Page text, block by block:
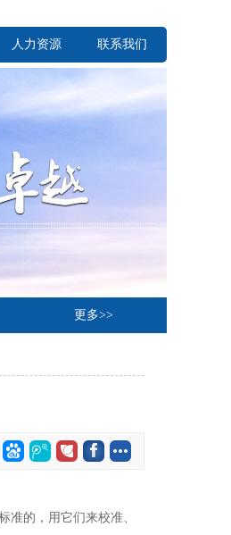
人力资源 联系我们
更多>>
的，用它们来校准、